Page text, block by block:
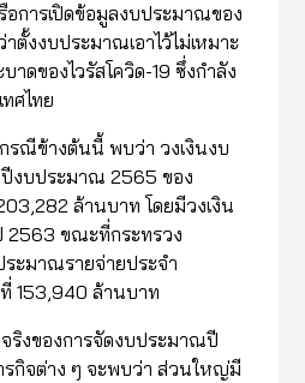
การเปิดข้อมูลงบประมาณของ
ตั้งงบประมาณเอาไว้ไม่เหมาะ
ดของไวรัสโควิด-19 ซึ่งกำลัง
ศไทย
รณีข้างต้นนี้ พบว่า วงเงินงบ
งบประมาณ 2565 ของ
ล้านบาท โดยมีวงเงิน
2563 ขณะที่กระทรวง
ะมาณรายจ่ายประจำ
153,940 ล้านบาท
งของการจัดงบประมาณปี
กิจต่าง ๆ จะพบว่า ส่วนใหญ่มี